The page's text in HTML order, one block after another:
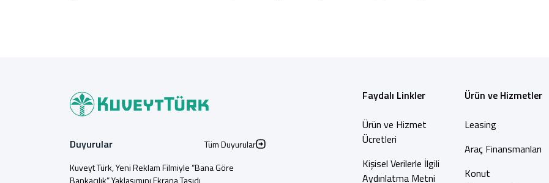
Faydalı Linkler
Ürün ve Hizmet
Ücretleri
Kişisel Verilerle İlgili
Aydınlatma Metni
Ürün ve Hizmetler
Leasing
Araç Finansmanları
Konut
Duyurular
Tüm Duyurular
Kuveyt Türk, Yeni Reklam Filmiyle “Bana Göre
Bankacılık” Yaklaşımını Ekrana Taşıdı